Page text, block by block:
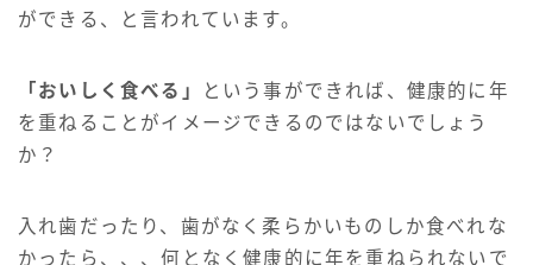
ができる、と言われています。
「おいしく食べる」
という事ができれば、健康的に年
を重ねることがイメージできるのではないでしょう
か？
入れ歯だったり、歯がなく柔らかいものしか食べれな
かったら、、、何となく健康的に年を重ねられないで